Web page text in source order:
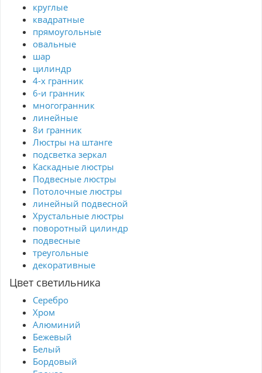
круглые
квадратные
прямоугольные
овальные
шар
цилиндр
4-х гранник
6-и гранник
многогранник
линейные
8и гранник
Люстры на штанге
подсветка зеркал
Каскадные люстры
Подвесные люстры
Потолочные люстры
линейный подвесной
Хрустальные люстры
поворотный цилиндр
подвесные
треугольные
декоративные
Цвет светильника
Серебро
Хром
Алюминий
Бежевый
Белый
Бордовый